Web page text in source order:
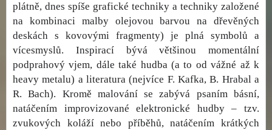
plátně, dnes spíše grafické techniky a techniky založené
na kombinaci malby olejovou barvou na dřevěných
deskách s kovovými fragmenty) je plná symbolů a
vícesmyslů. Inspirací bývá většinou momentální
podprahový vjem, dále také hudba (a to od vážné až k
heavy metalu) a literatura (nejvíce F. Kafka, B. Hrabal a
R. Bach). Kromě malování se zabývá psaním básní,
natáčením improvizované elektronické hudby – tzv.
zvukových koláží nebo příběhů, natáčením krátkých